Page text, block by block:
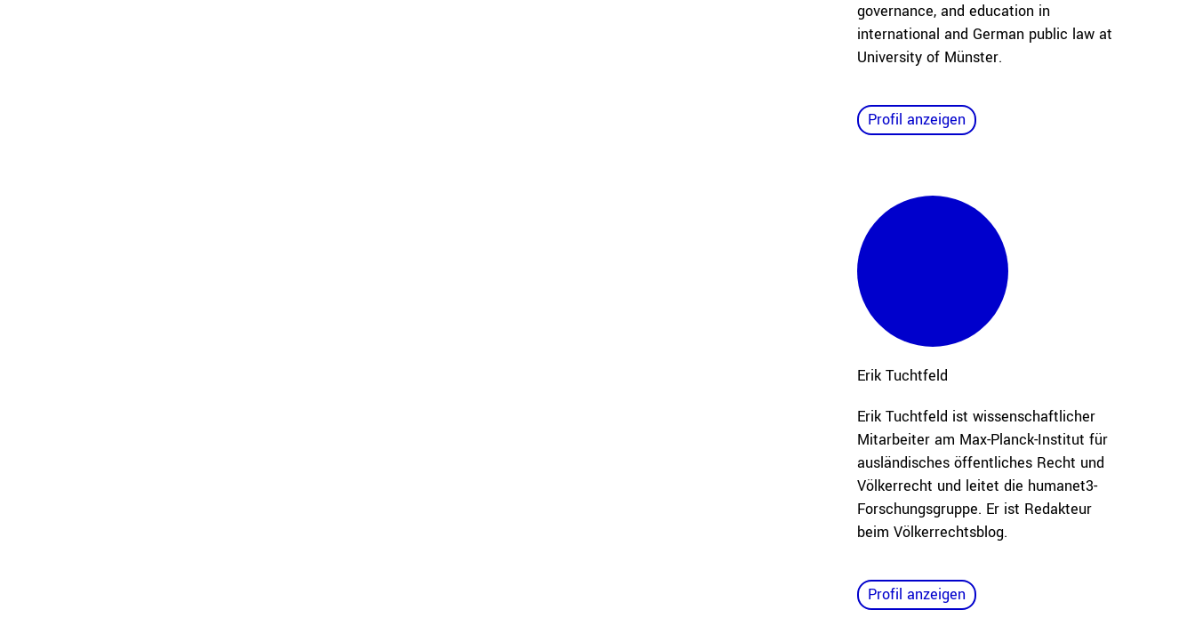
governance, and education in
international and German public law at
University of Münster.
Profil anzeigen
Erik Tuchtfeld
Erik Tuchtfeld ist wissenschaftlicher
Mitarbeiter am Max-Planck-Institut für
ausländisches öffentliches Recht und
Völkerrecht und leitet die humanet3-
Forschungsgruppe. Er ist Redakteur
beim Völkerrechtsblog.
Profil anzeigen